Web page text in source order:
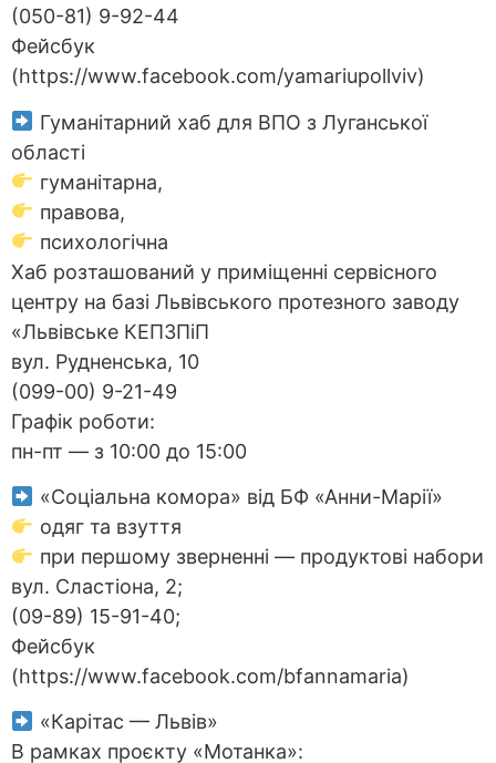
(050-81) 9-92-44
Фейсбук
(https://www.facebook.com/yamariupollviv)
Гуманітарний хаб для ВПО з Луганської
області
гуманітарна,
правова,
психологічна
Хаб розташований у приміщенні сервісного
центру на базі Львівського протезного заводу
«Львівське КЕПЗПіП
вул. Рудненська, 10
(099-00) 9-21-49
Графік роботи:
пн-пт — з 10:00 до 15:00
«Соціальна комора» від БФ «Анни-Марії»
одяг та взуття
при першому зверненні — продуктові набори
вул. Сластіона, 2;
(09-89) 15-91-40;
Фейсбук
(https://www.facebook.com/bfannamaria)
«Карітас — Львів»
В рамках проєкту «Мотанка»: